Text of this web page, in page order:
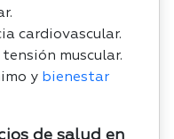
cardiovascular.
muscular.
y bienestar
de salud en